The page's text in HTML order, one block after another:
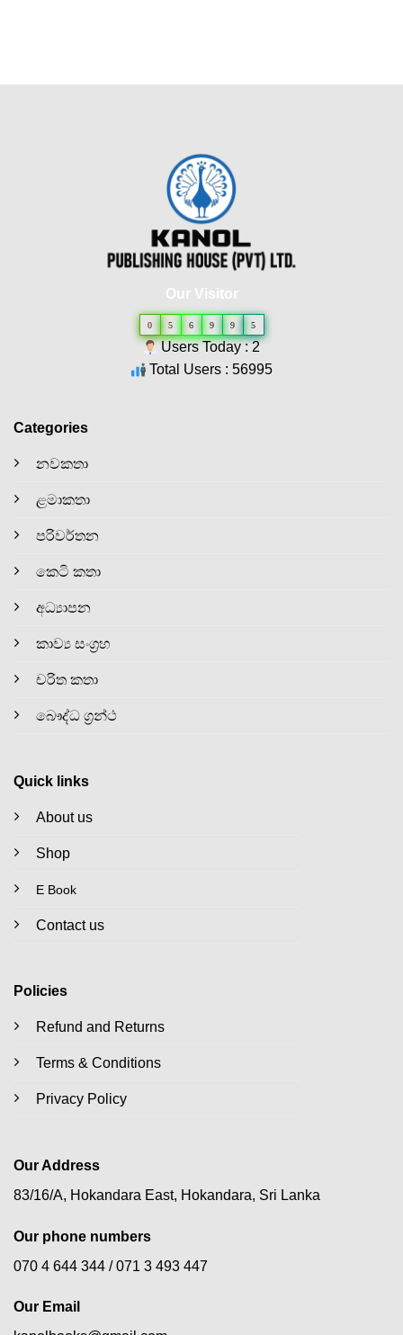
Our Visitor
0 5 6 9 9 5
Users Today : 2
Total Users : 56995
Categories
නවකතා
ළමාකතා
පරිවර්තන
කෙටි කතා
අධ්‍යාපන
කාව්‍ය සංග්‍රහ
චරිත කතා
බෞද්ධ ග්‍රන්ථ
Quick links
About us
Shop
E Book
Contact us
Policies
Refund and Returns
Terms & Conditions
Privacy Policy
Our Address
83/16/A, Hokandara East, Hokandara, Sri Lanka
Our phone numbers
070 4 644 344 /071 3 493 447
Our Email